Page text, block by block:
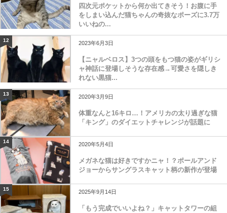
四次元ポケットから何か出てきそう！お腹に手
をしまい込んだ猫ちゃんの奇抜なポーズに3.7万
いいねの...
12 2023年6月3日
【ニャルベロス】3つの頭をもつ猫の姿がギリシ
ャ神話に登場しそうな存在感→可愛さを隠しき
れない黒猫...
13 2020年3月9日
体重なんと16キロ…！アメリカの太り過ぎな猫
「キング」のダイエットチャレンジが話題に
14 2020年5月4日
メガネな猫は好きですかニャ！？ポールアンド
ジョーからサングラスキャット柄の新作が登場
15 2025年9月14日
「もう完成でいいよね？」キャットタワーの組